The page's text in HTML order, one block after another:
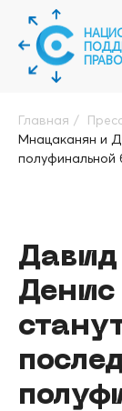
Главная /
Мнацаканян и
полуфинальной